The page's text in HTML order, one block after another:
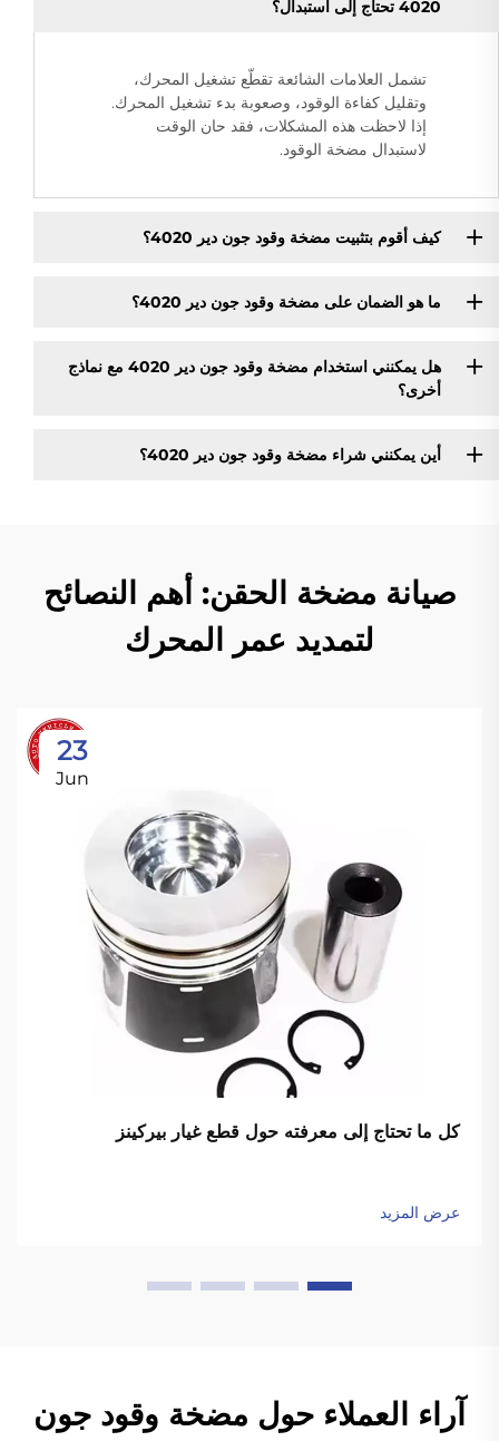
4020 تحتاج إلى استبدال؟
تشمل العلامات الشائعة تقطّع تشغيل المحرك،
وتقليل كفاءة الوقود، وصعوبة بدء تشغيل المحرك.
إذا لاحظت هذه المشكلات، فقد حان الوقت
لاستبدال مضخة الوقود.
كيف أقوم بتثبيت مضخة وقود جون دير 4020؟
ما هو الضمان على مضخة وقود جون دير 4020؟
هل يمكنني استخدام مضخة وقود جون دير 4020 مع نماذج
أخرى؟
أين يمكنني شراء مضخة وقود جون دير 4020؟
صيانة مضخة الحقن: أهم النصائح
لتمديد عمر المحرك
23
Jun
كل ما تحتاج إلى معرفته حول قطع غيار بيركينز
عرض المزيد
آراء العملاء حول مضخة وقود جون